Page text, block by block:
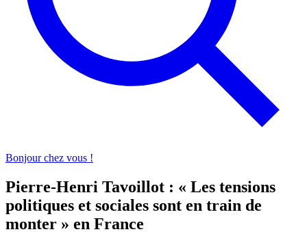
Bonjour chez vous !
Pierre-Henri Tavoillot : « Les tensions
politiques et sociales sont en train de
monter » en France